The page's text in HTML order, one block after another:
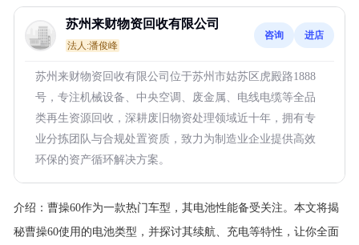
苏州来财物资回收有限公司
法人:潘俊峰
咨询 进店
苏州来财物资回收有限公司位于苏州市姑苏区虎殿路1888
号，专注机械设备、中央空调、废金属、电线电缆等全品
类再生资源回收，深耕废旧物资处理领域近十年，拥有专
业分拣团队与合规处置资质，致力为制造业企业提供高效
环保的资产循环解决方案。
介绍： 曹操60作为一款热门车型，其电池性能备受关注。本文将揭
秘曹操60使用的电池类型，并探讨其续航、充电等特性，让你全面